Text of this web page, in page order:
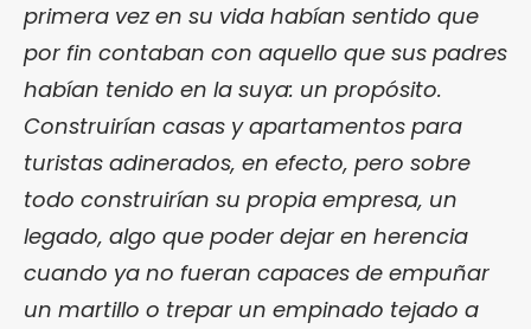
primera vez en su vida habían sentido que
por fin contaban con aquello que sus padres
habían tenido en la suya: un propósito.
Construirían casas y apartamentos para
turistas adinerados, en efecto, pero sobre
todo construirían su propia empresa, un
legado, algo que poder dejar en herencia
cuando ya no fueran capaces de empuñar
un martillo o trepar un empinado tejado a